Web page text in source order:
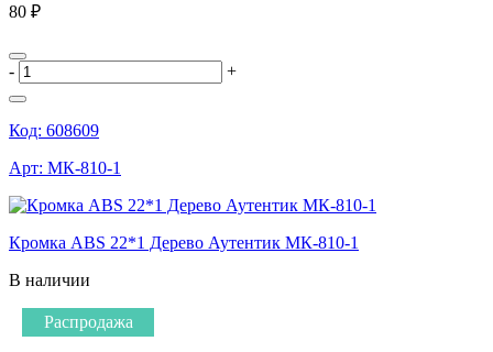
80 ₽
- +
Код: 608609
Арт: МК-810-1
Кромка ABS 22*1 Дерево Аутентик МК-810-1
В наличии
Распродажа